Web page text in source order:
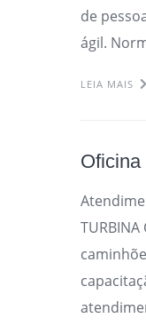
de
ágil.
LEIA MAIS
TURBINA